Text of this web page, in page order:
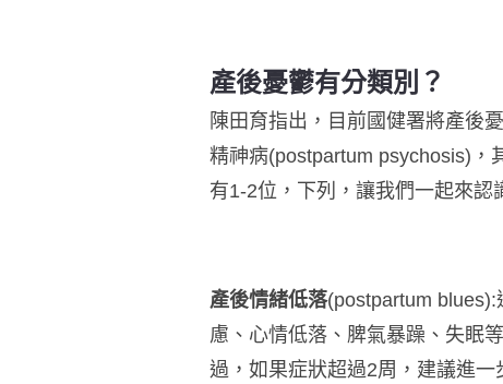
產後憂鬱有分類別？
陳田育指出，目前國健署將產後
精神病(postpartum psychosis) ，
有1-2位，下列，讓我們一起來認
產後情緒低落(postpartum blues):
慮、心情低落、脾氣暴躁、失眠
過，如果症狀超過2周，建議進一